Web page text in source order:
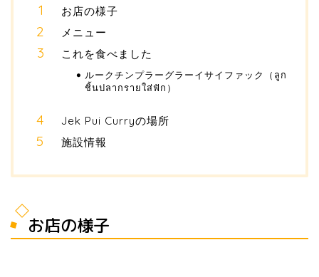
お店の様子
メニュー
これを食べました
ルークチンプラーグラーイサイファック（ลูก
ชิ้นปลากรายใส่ฟัก）
Jek Pui Curryの場所
施設情報
お店の様子